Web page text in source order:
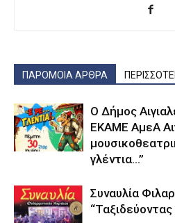
ΠΑΡΟΜΟΙΑ ΑΡΘΡΑ
Ο Δήμος
ΕΚΑΜΕ ΑμεΑ
γλέντια…”
Συναυλία
“Ταξιδεύοντας